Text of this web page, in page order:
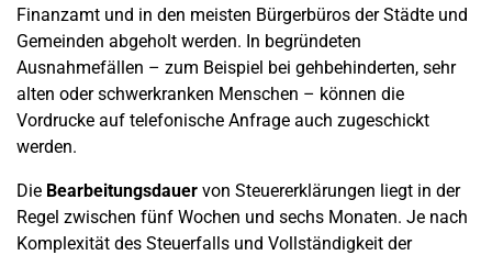
Finanzamt und in den meisten Bürgerbüros der Städte und
Gemeinden abgeholt werden. In begründeten
Ausnahmefällen – zum Beispiel bei gehbehinderten, sehr
alten oder schwerkranken Menschen – können die
Vordrucke auf telefonische Anfrage auch zugeschickt
werden.
Die Bearbeitungsdauer von Steuererklärungen liegt in der
Regel zwischen fünf Wochen und sechs Monaten. Je nach
Komplexität des Steuerfalls und Vollständigkeit der